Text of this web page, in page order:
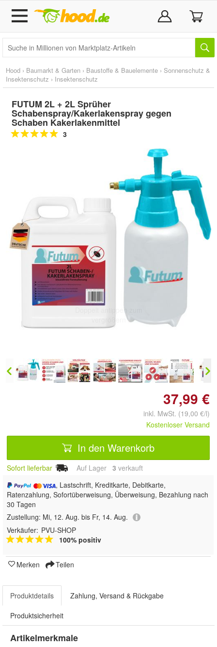
Hood › Baumarkt & Garten › Baustoffe & Bauelemente › Sonnenschutz &
Insektenschutz › Insektenschutz
FUTUM 2L + 2L Sprüher
Schabenspray/Kakerlakenspray gegen
Schaben Kakerlakenmittel
3
Doppelt antippen zum
37,99 €
inkl. MwSt. (19,00 €/l)
Kostenloser Versand
In den Warenkorb
Sofort lieferbar Auf Lager 3 verkauft
, Lastschrift, Kreditkarte, Debitkarte,
Ratenzahlung, Sofortüberweisung, Überweisung, Bezahlung nach
30 Tagen
Zustellung: Mi, 12. Aug. bis Fr, 14. Aug.
Verkäufer: PVU-SHOP
100% positiv
Merken Teilen
Produktdetails Zahlung, Versand & Rückgabe
Produktsicherheit
Artikelmerkmale